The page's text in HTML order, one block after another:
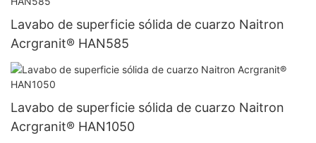
Lavabo de superficie sólida de cuarzo Naitron
Acrgranit® HAN585
Lavabo de superficie sólida de cuarzo Naitron
Acrgranit® HAN1050